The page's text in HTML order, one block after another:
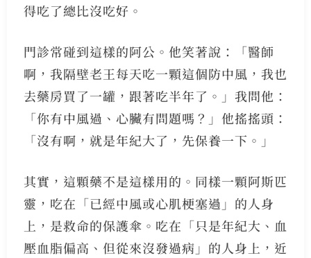
得吃了總比沒吃好。
門診常碰到這樣的阿公。他笑著說：「醫師
啊，我隔壁老王每天吃一顆這個防中風，我也
去藥房買了一罐，跟著吃半年了。」我問他：
「你有中風過、心臟有問題嗎？」他搖搖頭：
「沒有啊，就是年紀大了，先保養一下。」
其實，這顆藥不是這樣用的。同樣一顆阿斯匹
靈，吃在「已經中風或心肌梗塞過」的人身
上，是救命的保護傘。吃在「只是年紀大、血
壓血脂偏高、但從來沒發過病」的人身上，近